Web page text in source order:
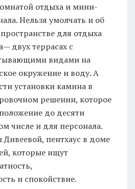
отдыха и мини-
Нельзя умолчать и об
для отдыха
двух террасах с
видами на
окружение и воду. А
установки камина в
решении, которое
до десяти
числе и для персонала.
пентхаус в доме
которые ищут
и спокойствие.